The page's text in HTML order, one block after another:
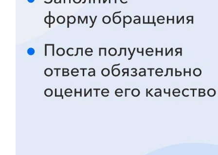
ПОС Бизнес
(Платформа
обратной связи для